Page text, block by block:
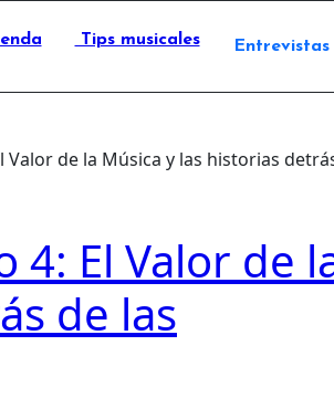
Tips musicales Entrevistas
de la Música y las historias
El Valor de
de las